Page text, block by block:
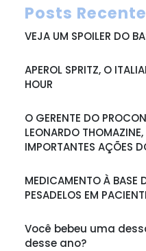
Posts
VEJA UM SPOILER DO
APEROL SPRITZ, O
HOUR
O GERENTE DO
LEONARDO
IMPORTANTES AÇÕES
MEDICAMENTO À BASE
PESADELOS EM
Você bebeu uma
desse ano?